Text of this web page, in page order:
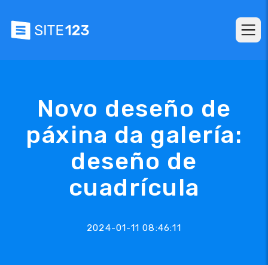
Novo deseño de
páxina da galería:
deseño de
cuadrícula
2024-01-11 08:46:11